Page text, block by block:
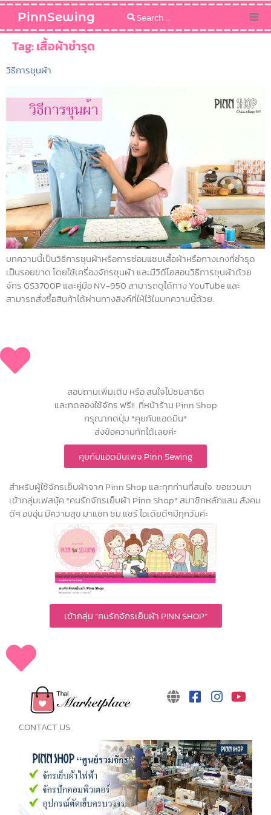
PinnSewing
Tag:เสื้อผ้าชำรุด
วิธีการชุนผ้า
บทความนี้เป็นวิธีการชุนผ้าหรือการซ่อมแซมเสื้อผ้าหรือกางเกงที่ชำรุด
เป็นรอยขาด โดยใช้เครื่องจักรชุนผ้า และมีวิดีโอสอนวิธีการชุนผ้าด้วย
จักร GS3700P และคู่มือ NV-950 สามารถดูได้ทาง YouTube และ
สามารถสั่งซื้อสินค้าได้ผ่านทางลิงก์ที่ให้ไว้ในบทความนี้ด้วย.
สอบถามเพิ่มเติม หรือ สนใจไปชมสาธิต
และทดลองใช้จักร ฟรี!! ที่หน้าร้าน Pinn Shop
กรุณากดปุ่ม *คุยกับแอดมิน*
ส่งข้อความทักได้เลยค่ะ
คุยกับแอดมินเพจ Pinn Sewing
สำหรับผู้ใช้จักรเย็บผ้าจาก Pinn Shop และทุกท่านที่สนใจ ขอชวนมา
เข้ากลุ่มเฟสบุ้ค *คนรักจักรเย็บผ้า Pinn Shop* สมาชิกหลักแสน สังคม
ดีๆ อบอุ่น มีความสุข มาแชท ชม แชร์ ไอเดียดีๆมีทุกวันค่ะ
เข้ากลุ่ม “คนรักจักรเย็บผ้า PINN SHOP”
CONTACT US